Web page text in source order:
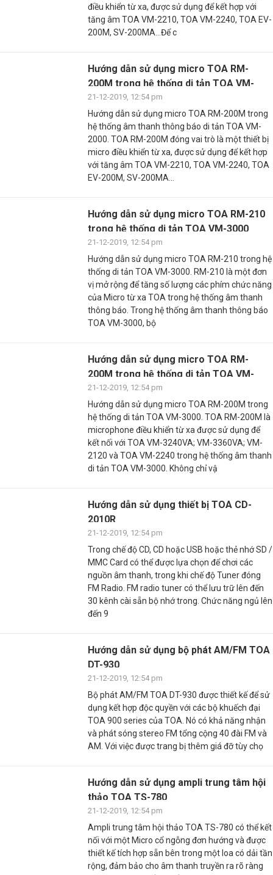
điều khiển từ xa, được sử dụng để kết hợp với
tăng âm TOA VM-2210, TOA VM-2240, TOA EV-
200M, SV-200MA…Để c
Hướng dẫn sử dụng micro TOA RM-
200M trong hệ thống di tản TOA VM-
2000
21-12-2019, 12:54 pm
Hướng dẫn sử dụng micro TOA RM-200M trong
hệ thống âm thanh thông báo di tản TOA VM-
2000. TOA RM-200M đóng vai trò là một thiết bị
micro điều khiển từ xa, được sử dụng để kết hợp
với tăng âm TOA VM-2210, TOA VM-2240, TOA
EV-200M, SV-200MA…
Hướng dẫn sử dụng micro TOA RM-210
trong hệ thống di tản TOA VM-3000
21-12-2019, 12:54 pm
Hướng dẫn sử dụng micro TOA RM-210 trong hệ
thống di tản TOA VM-3000. RM-210 là một đơn
vị mở rộng để tăng số lượng các phím chức năng
của Micro từ xa TOA trong hệ thống âm thanh
thông báo. Trong hệ thống âm thanh thông báo
TOA VM-3000, bộ
Hướng dẫn sử dụng micro TOA RM-
200M trong hệ thống di tản TOA VM-
3000
21-12-2019, 12:54 pm
Hướng dẫn sử dụng micro TOA RM-200M trong
hệ thống di tản TOA VM-3000. TOA RM-200M là
microphone điều khiển từ xa được sử dụng để
kết nối với TOA VM-3240VA; VM-3360VA; VM-
2120 và TOA VM-2240 trong hệ thống âm thanh
di tản TOA VM-3000. Không chỉ vậ
Hướng dẫn sử dụng thiết bị TOA CD-
2010R
21-12-2019, 12:54 pm
Trong chế độ CD, CD hoặc USB hoặc thẻ nhớ SD /
MMC Card có thể được lựa chọn để chơi các
nguồn âm thanh, trong khi chế độ Tuner đóng
FM Radio. FM radio tuner có thể lưu trữ lên đến
30 kênh cài sẵn bộ nhớ trong. Chức năng ngủ lên
đến 9
Hướng dẫn sử dụng bộ phát AM/FM TOA
DT-930
21-12-2019, 12:54 pm
Bộ phát AM/FM TOA DT-930 được thiết kế để sử
dụng kết hợp độc quyền với các bộ khuếch đại
TOA 900 series của TOA. Nó có khả năng nhận
và phát sóng stereo FM tổng cộng 40 đài FM và
AM. Với việc được trang bị thêm giá đỡ tùy chọ
Hướng dẫn sử dụng ampli trung tâm hội
thảo TOA TS-780
21-12-2019, 12:54 pm
Ampli trung tâm hội thảo TOA TS-780 có thể kết
nối với một Micro cổ ngỗng đơn hướng và được
thiết kế tích hợp sẵn bên trong một loa có dải tần
rộng, đảm bảo cho âm thanh truyền ra rõ ràng